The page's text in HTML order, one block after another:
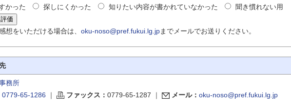
かった
探しにくかった 知りたい内容が書かれていなかった
聞き慣れない用
想をいただける場合は、 oku-noso@pref.fukui.lg.jpまでメールでお送りください。
務所
0779-65-1286 ｜ ファックス： 0779-65-1287 ｜ メール： oku-noso@pref.fukui.lg.jp